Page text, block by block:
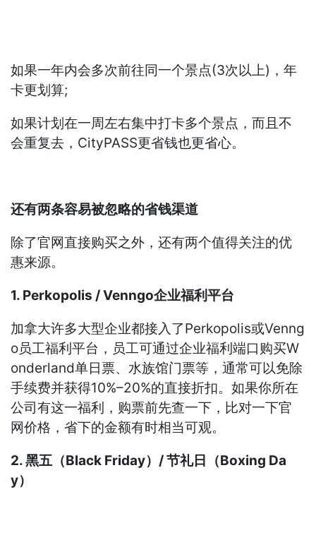
如果一年内会多次前往同一个景点(3次以上)，年
卡更划算;
如果计划在一周左右集中打卡多个景点，而且不
会重复去，CityPASS更省钱也更省心。
还有两条容易被忽略的省钱渠道
除了官网直接购买之外，还有两个值得关注的优
惠来源。
1. Perkopolis / Venngo企业福利平台
加拿大许多大型企业都接入了Perkopolis或Venng
o员工福利平台，员工可通过企业福利端口购买W
onderland单日票、水族馆门票等，通常可以免除
手续费并获得10%–20%的直接折扣。如果你所在
公司有这一福利，购票前先查一下，比对一下官
网价格，省下的金额有时相当可观。
2. 黑五（Black Friday）/ 节礼日（Boxing Da
y）